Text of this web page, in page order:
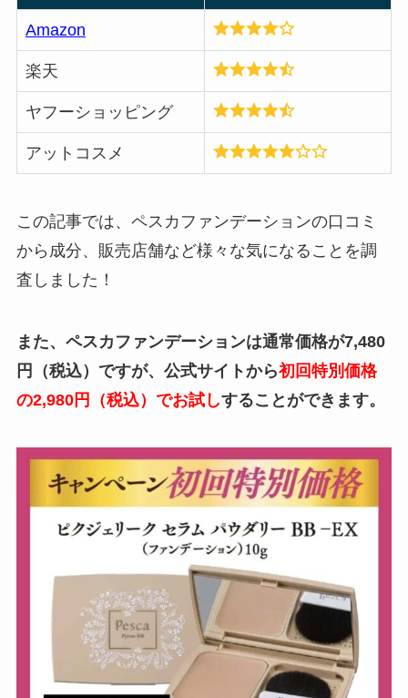
Amazon
楽天
ヤフーショッピング
アットコスメ
この記事では、ペスカファンデーションの口コミ
から成分、販売店舗など様々な気になることを調
査しました！
また、ペスカファンデーションは通常価格が7,480
円（税込）ですが、公式サイトから初回特別価格
の2,980円（税込）でお試しすることができます。